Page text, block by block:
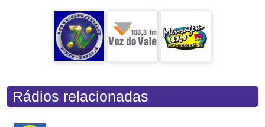
Rádios relacionadas